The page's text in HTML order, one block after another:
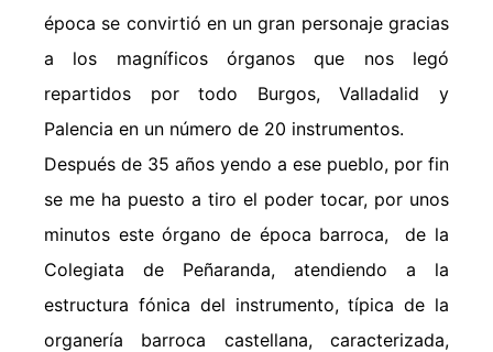
época se convirtió en un gran personaje gracias
a los magníficos órganos que nos legó
repartidos por todo Burgos, Valladalid y
Palencia en un número de 20 instrumentos.
Después de 35 años yendo a ese pueblo, por fin
se me ha puesto a tiro el poder tocar, por unos
minutos este órgano de época barroca, de la
Colegiata de Peñaranda, atendiendo a la
estructura fónica del instrumento, típica de la
organería barroca castellana, caracterizada,